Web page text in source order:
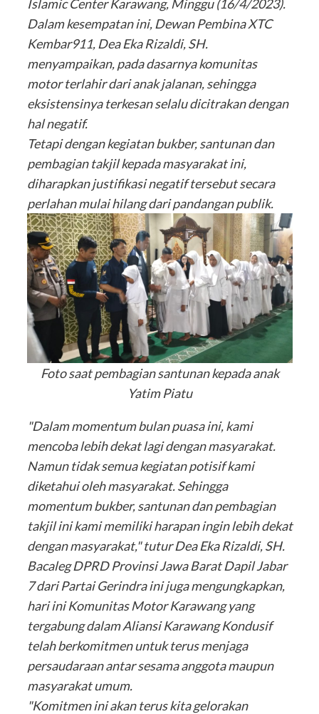
Islamic Center Karawang, Minggu (16/4/2023).
Dalam kesempatan ini, Dewan Pembina XTC
Kembar911, Dea Eka Rizaldi, SH.
menyampaikan, pada dasarnya komunitas
motor terlahir dari anak jalanan, sehingga
eksistensinya terkesan selalu dicitrakan dengan
hal negatif.
Tetapi dengan kegiatan bukber, santunan dan
pembagian takjil kepada masyarakat ini,
diharapkan justifikasi negatif tersebut secara
perlahan mulai hilang dari pandangan publik.
Foto saat pembagian santunan kepada anak
Yatim Piatu
"Dalam momentum bulan puasa ini, kami
mencoba lebih dekat lagi dengan masyarakat.
Namun tidak semua kegiatan potisif kami
diketahui oleh masyarakat. Sehingga
momentum bukber, santunan dan pembagian
takjil ini kami memiliki harapan ingin lebih dekat
dengan masyarakat," tutur Dea Eka Rizaldi, SH.
Bacaleg DPRD Provinsi Jawa Barat Dapil Jabar
7 dari Partai Gerindra ini juga mengungkapkan,
hari ini Komunitas Motor Karawang yang
tergabung dalam Aliansi Karawang Kondusif
telah berkomitmen untuk terus menjaga
persaudaraan antar sesama anggota maupun
masyarakat umum.
"Komitmen ini akan terus kita gelorakan